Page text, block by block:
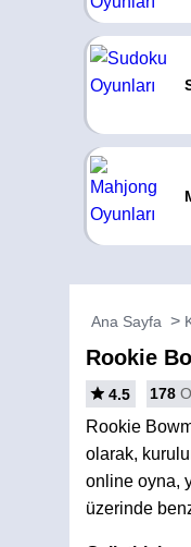
Ana Sayfa
Rookie
4.5 178
Rookie
olarak,
online oyna,
üzerinde